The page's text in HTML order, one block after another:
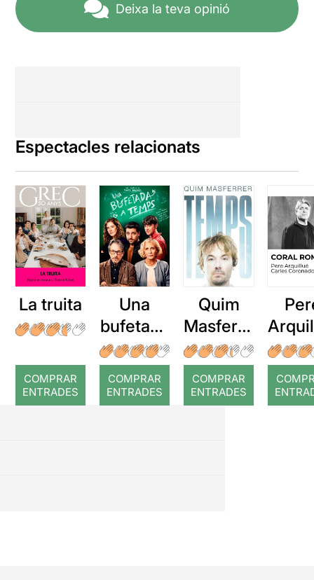
d’estar sotmeses als cànons
Deixa la teva opinió
Espectacles relacionats
La truita
COMPRAR
ENTRADES
Una
bufetada
a temps
COMPRAR
ENTRADES
Quim
Masferre
r: Temps
COMPRAR
ENTRADES
: